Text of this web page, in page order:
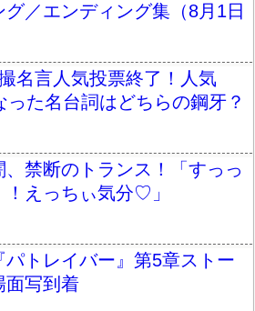
グ／エンディング集（8月1日
名言人気投票終了！人気
った名台詞はどちらの鋼牙？
、禁断のトランス！「すっっ
！えっちぃ気分♡」
パトレイバー』第5章ストー
面写到着